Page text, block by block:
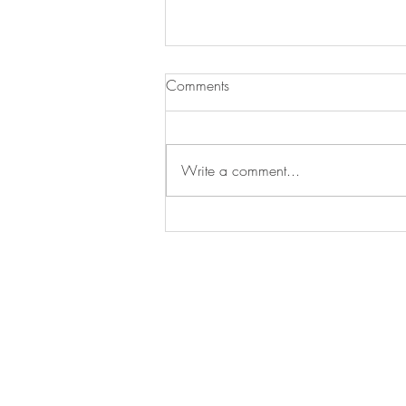
Comments
Write a comment...